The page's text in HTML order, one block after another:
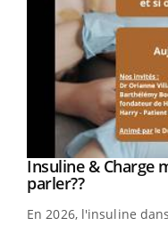
Youtube
Insuline & Charge
parler??Youtube
En 2026, l'insuline